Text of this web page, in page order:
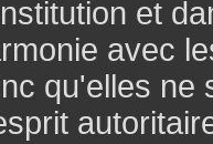
et
avec
qu'elles ne